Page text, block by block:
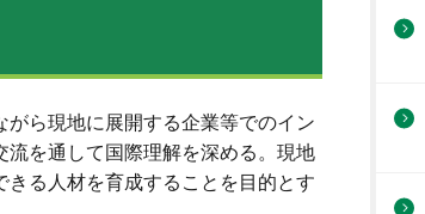
ら現地に展開する企業等でのイン
を通して国際理解を深める。現地
る人材を育成することを目的とす